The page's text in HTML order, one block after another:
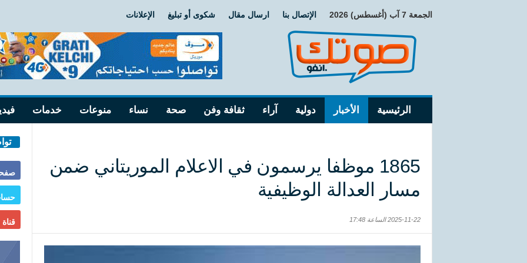
الجمعة 7 آب (أغسطس) 2026 الإتصال بنا ارسال مقال شكوى أو تبليغ الإعلانات
الرئيسية الأخبار دولية آراء ثقافة وفن صحة نساء منوعات خدمات
1865 موظفا يرسمون في الاعلام الموريتاني ضمن
مسار العدالة الوظيفية
2025-11-22 الساعة 17:48